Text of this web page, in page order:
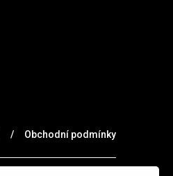
/ Obchodní podmínky